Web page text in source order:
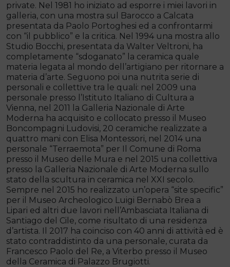
private. Nel 1981 ho iniziato ad esporre i miei lavori in
galleria, con una mostra sul Barocco a Calcata
presentata da Paolo Portoghesi ed a confrontarmi
con “il pubblico” e la critica. Nel 1994 una mostra allo
Studio Bocchi, presentata da Walter Veltroni, ha
completamente “sdoganato” la ceramica quale
materia legata al mondo dell’artigiano per ritornare a
materia d’arte. Seguono poi una nutrita serie di
personali e collettive tra le quali: nel 2009 una
personale presso l’Istituto Italiano di Cultura a
Vienna, nel 2011 la Galleria Nazionale di Arte
Moderna ha acquisito e collocato presso il Museo
Boncompagni Ludovisi, 20 ceramiche realizzate a
quattro mani con Elisa Montessori, nel 2014 una
personale “Terraemota” per Il Comune di Roma
presso il Museo delle Mura e nel 2015 una collettiva
presso la Galleria Nazionale di Arte Moderna sullo
stato della scultura in ceramica nel XXI secolo.
Sempre nel 2015 ho realizzato un’opera “site specific”
per il Museo Archeologico Luigi Bernabò Brea a
Lipari ed altri due lavori nell’Ambasciata Italiana di
Santiago del Cile, come risultato di una residenza
d’artista. Il 2017 ha coinciso con 40 anni di attività ed è
stato contraddistinto da una personale, curata da
Francesco Paolo del Re, a Viterbo presso il Museo
della Ceramica di Palazzo Brugiotti.